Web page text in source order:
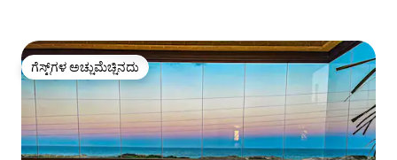
ಗೆಸ್ಟ್‌ಗಳ ಅಚ್ಚುಮೆಚ್ಚಿನದು
ಗೆಸ್ಟ್‌ಗಳ ಅಚ್ಚುಮೆಚ್ಚಿನದು